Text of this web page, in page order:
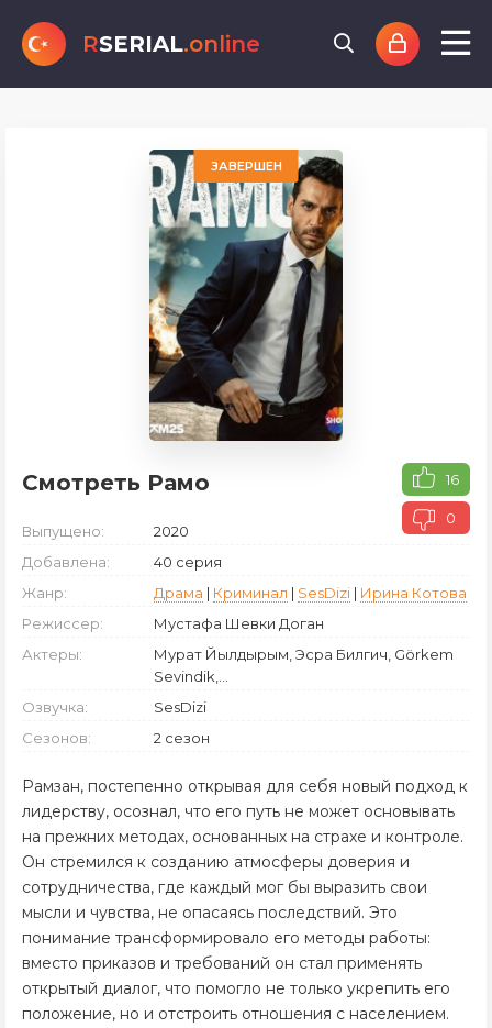
RSERIAL.online
ЗАВЕРШЕН
Смотреть Рамо 16
0
Выпущено:
2020
Добавлена:
40 серия
Жанр:
Драма | Криминал | SesDizi | Ирина Котова
Режиссер:
Мустафа Шевки Доган
Актеры:
Мурат Йылдырым, Эсра Билгич, Görkem
Sevindik,...
Озвучка:
SesDizi
Сезонов:
2 сезон
Рамзан, постепенно открывая для себя новый подход к
лидерству, осознал, что его путь не может основывать
на прежних методах, основанных на страхе и контроле.
Он стремился к созданию атмосферы доверия и
сотрудничества, где каждый мог бы выразить свои
мысли и чувства, не опасаясь последствий. Это
понимание трансформировало его методы работы:
вместо приказов и требований он стал применять
открытый диалог, что помогло не только укрепить его
положение, но и отстроить отношения с населением.